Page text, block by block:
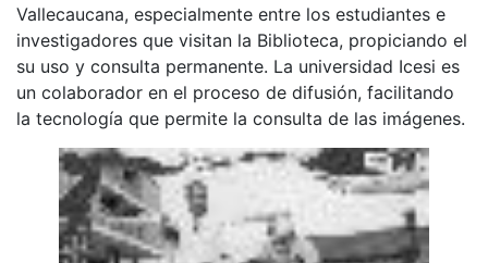
Vallecaucana, especialmente entre los estudiantes e
investigadores que visitan la Biblioteca, propiciando el
su uso y consulta permanente. La universidad Icesi es
un colaborador en el proceso de difusión, facilitando
la tecnología que permite la consulta de las imágenes.